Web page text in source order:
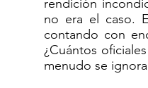
rendición
no era el caso.
contando con
¿Cuántos
menudo se